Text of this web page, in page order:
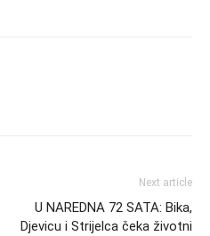
Next article
U NAREDNA 72 SATA: Bika,
Djevicu i Strijelca čeka životni